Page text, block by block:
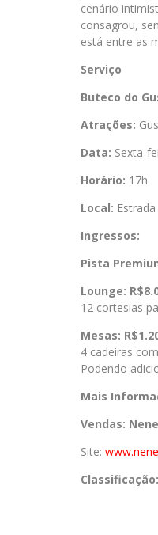
cenário
consagrou,
está entre as
Serviço
Buteco do
Atrações:
Data: Sexta-
Horário: 17h
Local:
Ingressos:
Pista
Lounge:
12 cortesias
Mesas:
4 cadeiras
Podendo
Mais
Vendas:
Site:
Classificação: